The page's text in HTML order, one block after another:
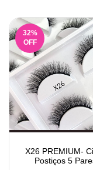
32%
OFF
X26 PREMIUM-
Postiços 5